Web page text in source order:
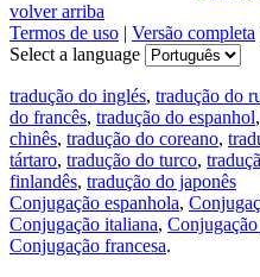
volver arriba
Termos de uso | Versão completa
Select a language
tradução do inglés, tradução do
do francês, tradução do espanhol,
chinês, tradução do coreano,
tártaro, tradução do turco,
finlandês, tradução do japonês
Conjugação espanhola,
Conjugação italiana,
Conjugação francesa.